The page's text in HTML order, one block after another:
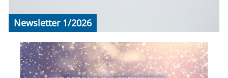
Newsletter 1/2026